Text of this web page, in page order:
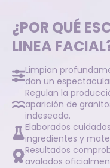
¿POR QUÉ
LINEA
Limpian
dan un
Regulan la
aparición de
indeseada.
Elaborados
ingredientes y
Resultados
avalados